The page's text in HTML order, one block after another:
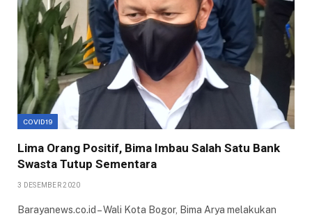
COVID19
Lima Orang Positif, Bima Imbau Salah Satu Bank
Swasta Tutup Sementara
3 DESEMBER 2020
Barayanews.co.id – Wali Kota Bogor, Bima Arya melakukan